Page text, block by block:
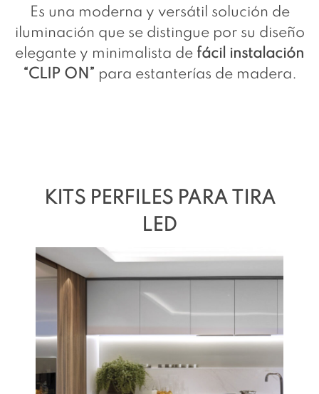
Es una moderna y versátil solución de
iluminación que se distingue por su diseño
elegante y minimalista de fácil instalación
“CLIP ON” para estanterías de madera.
KITS PERFILES PARA TIRA
LED